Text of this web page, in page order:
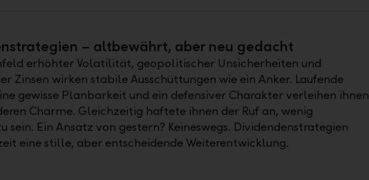
– altbewährt, aber neu gedacht
erhöhter Volatilität, geopolitischer Unsicherheiten und
Zinsen wirken stabile Ausschüttungen wie ein Anker. Laufende
gewisse Planbarkeit und ein defensiver Charakter verleihen ihnen
Charme. Gleichzeitig haftete ihnen der Ruf an, wenig
sein. Ein Ansatz von gestern? Keineswegs. Dividendenstrategien
eine stille, aber entscheidende Weiterentwicklung.